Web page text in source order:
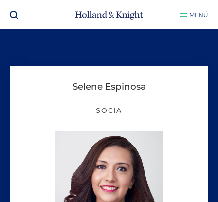
MENÚ
Selene Espinosa
SOCIA